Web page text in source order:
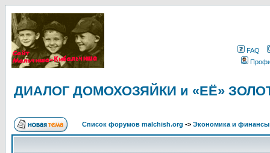
FAQ
ДИАЛОГ ДОМОХОЗЯЙКИ и «ЕЁ»
Список форумов malchish.org -> Экономика и финансы